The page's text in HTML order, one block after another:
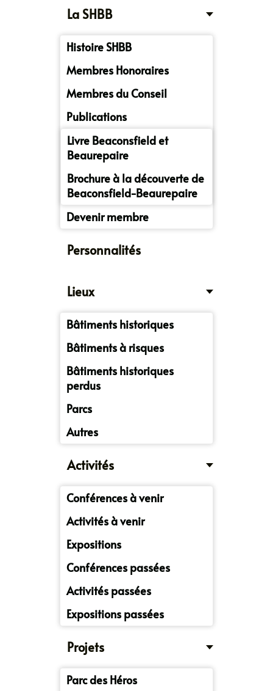
La SHBB
Histoire SHBB
Membres Honoraires
Membres du Conseil
Publications
Livre Beaconsfield et
Beaurepaire
Brochure à la découverte de
Beaconsfield-Beaurepaire
Devenir membre
Personnalités
Lieux
Bâtiments historiques
Bâtiments à risques
Bâtiments historiques
perdus
Parcs
Autres
Activités
Conférences à venir
Activités à venir
Expositions
Conférences passées
Activités passées
Expositions passées
Projets
Parc des Héros